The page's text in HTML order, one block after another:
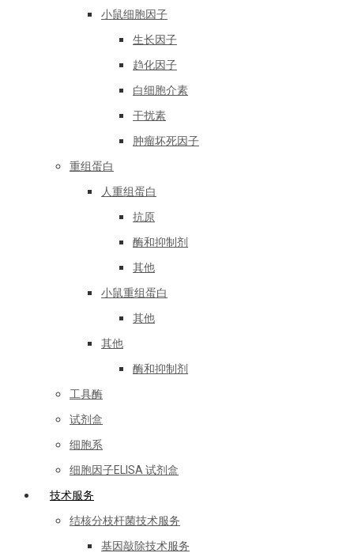
小鼠细胞因子
生长因子
趋化因子
白细胞介素
干扰素
肿瘤坏死因子
重组蛋白
人重组蛋白
抗原
酶和抑制剂
其他
小鼠重组蛋白
其他
其他
酶和抑制剂
工具酶
试剂盒
细胞系
细胞因子ELISA 试剂盒
技术服务
结核分枝杆菌技术服务
基因敲除技术服务